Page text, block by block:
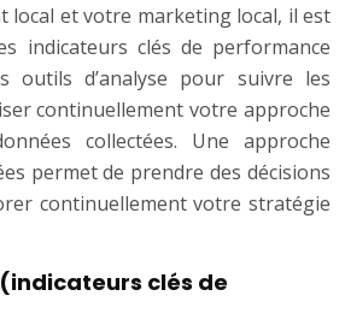
local et votre marketing local, il est
indicateurs clés de performance
outils d’analyse pour suivre les
continuellement votre approche
collectées. Une approche
permet de prendre des décisions
continuellement votre stratégie
clés de